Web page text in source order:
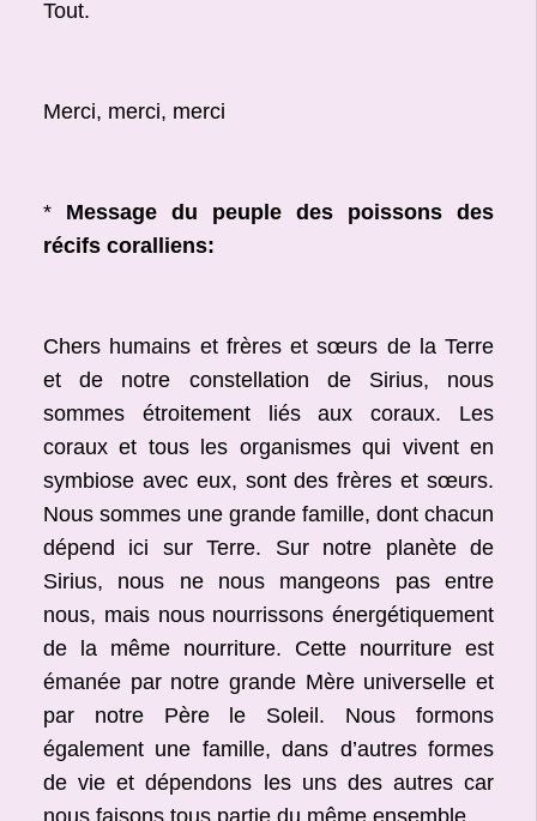
Tout.
Merci, merci, merci
* Message du peuple des poissons des
récifs coralliens:
Chers humains et frères et sœurs de la Terre
et de notre constellation de Sirius, nous
sommes étroitement liés aux coraux. Les
coraux et tous les organismes qui vivent en
symbiose avec eux, sont des frères et sœurs.
Nous sommes une grande famille, dont chacun
dépend ici sur Terre. Sur notre planète de
Sirius, nous ne nous mangeons pas entre
nous, mais nous nourrissons énergétiquement
de la même nourriture. Cette nourriture est
émanée par notre grande Mère universelle et
par notre Père le Soleil. Nous formons
également une famille, dans d’autres formes
de vie et dépendons les uns des autres car
nous faisons tous partie du même ensemble.